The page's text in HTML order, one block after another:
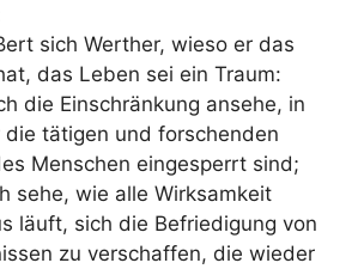
sich Werther, wieso er das
das Leben sei ein Traum:
die Einschränkung ansehe, in
die tätigen und forschenden
Menschen eingesperrt sind;
sehe, wie alle Wirksamkeit
läuft, sich die Befriedigung von
zu verschaffen, die wieder